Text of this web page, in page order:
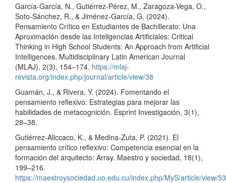
García-García, N., Gutiérrez-Pérez, M., Zaragoza-Vega, O.,
Soto-Sánchez, R., & Jiménez-García, G. (2024).
Pensamiento Crítico en Estudiantes de Bachillerato: Una
Aproximación desde las Inteligencias Artificiales: Critical
Thinking in High School Students: An Approach from Artificial
Intelligences. Multidisciplinary Latin American Journal
(MLAJ), 2(3), 154–174. https://mlaj-
revista.org/index.php/journal/article/view/38
Guamán, J., & Rivera, Y. (2024). Fomentando el
pensamiento reflexivo: Estrategias para mejorar las
habilidades de metacognición. Esprint Investigación, 3(1),
28–38.
Gutiérrez-Allccaco, K., & Medina-Zuta, P. (2021). El
pensamiento crítico reflexivo: Competencia esencial en la
formación del arquitecto: Array. Maestro y sociedad, 18(1),
199–216.
https://maestroysociedad.uo.edu.cu/index.php/MyS/article/view/